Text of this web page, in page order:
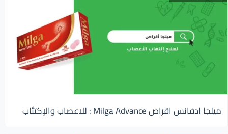
ميلجا ادفانس اقراص Milga Advance : للاعصاب والإكتئاب